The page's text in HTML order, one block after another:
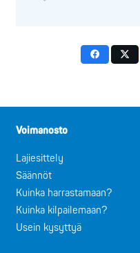
Voimanosto
Lajiesittely
Säännöt
Kuinka harrastamaan?
Kuinka kilpailemaan?
Usein kysyttyä